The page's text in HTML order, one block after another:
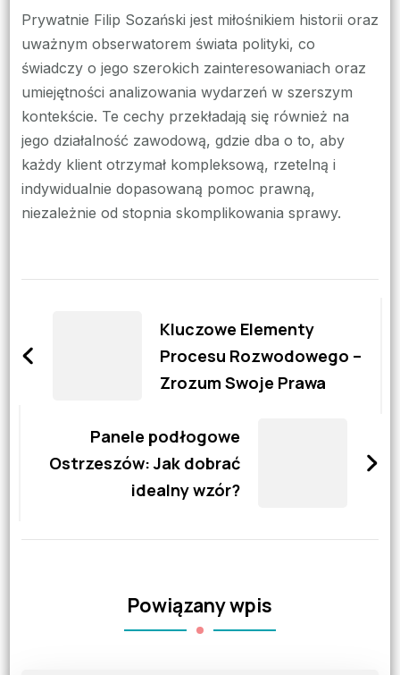
Prywatnie Filip Sozański jest miłośnikiem historii oraz
uważnym obserwatorem świata polityki, co
świadczy o jego szerokich zainteresowaniach oraz
umiejętności analizowania wydarzeń w szerszym
kontekście. Te cechy przekładają się również na
jego działalność zawodową, gdzie dba o to, aby
każdy klient otrzymał kompleksową, rzetelną i
indywidualnie dopasowaną pomoc prawną,
niezależnie od stopnia skomplikowania sprawy.
Kluczowe Elementy
Procesu Rozwodowego –
Zrozum Swoje Prawa
Panele podłogowe
Ostrzeszów: Jak dobrać
idealny wzór?
Powiązany wpis